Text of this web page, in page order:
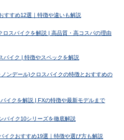
すすめ12選｜特徴や違いも解説
ロスバイクを解説 | 高品質・高コスパの理由
バイク | 特徴やスペックを解説
ノンデール)クロスバイクの特徴とおすすめの
イクを解説 | FXの特徴や最新モデルまで
バイク10シリーズを徹底解説
イクおすすめ19選｜特徴や選び方も解説